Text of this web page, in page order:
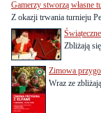
Gamerzy stworzą własne
Z okazji trwania turnieju
Zbliżają
Zimowa
Wraz ze